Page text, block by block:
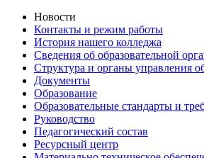
Новости
Контакты и режим работы
История нашего колледжа
Сведения об образовательной
Структура и органы управления
Документы
Образование
Образовательные стандарты и
Руководство
Педагогический состав
Ресурсный центр